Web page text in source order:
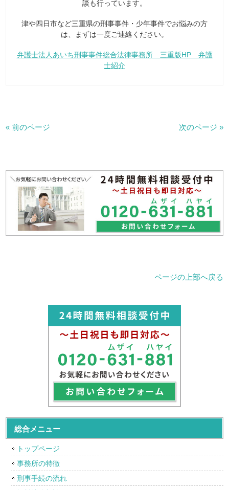
談も行っています。
津や四日市など三重県の刑事事件・少年事件でお悩みの方
は、まずは一度ご連絡ください。
弁護士法人あいち刑事事件総合法律事務所 三重版HP 弁護
士紹介
« 前のページ 次のページ »
ページの上部へ戻る
総合メニュー
トップページ
事務所の特徴
刑事手続の流れ